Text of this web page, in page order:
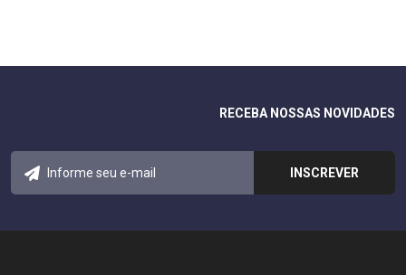
RECEBA NOSSAS NOVIDADES